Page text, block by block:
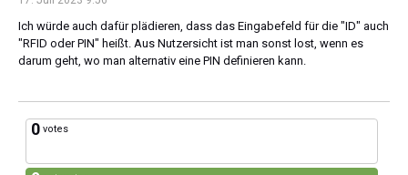
Ich würde auch dafür plädieren, dass das Eingabefeld für die "ID" auch
"RFID oder PIN" heißt. Aus Nutzersicht ist man sonst lost, wenn es
darum geht, wo man alternativ eine PIN definieren kann.
0 votes